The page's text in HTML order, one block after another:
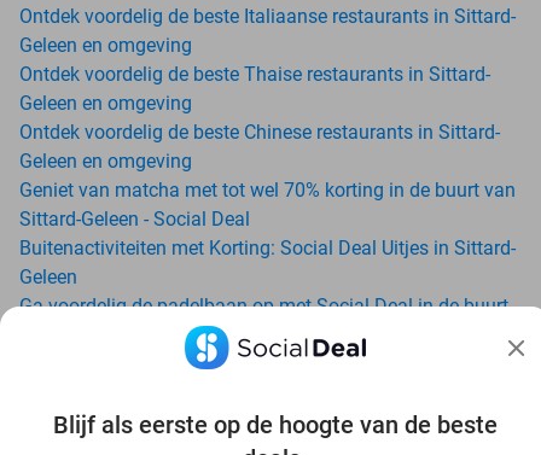
Blijf als eerste op de hoogte van de beste
Ontdek voordelig de beste Italiaanse restaurants in Sittard-
Geleen en omgeving
Ontdek voordelig de beste Thaise restaurants in Sittard-
Geleen en omgeving
Ontdek voordelig de beste Chinese restaurants in Sittard-
Geleen en omgeving
Geniet van matcha met tot wel 70% korting in de buurt van
Sittard-Geleen - Social Deal
Buitenactiviteiten met Korting: Social Deal Uitjes in Sittard-
Geleen
Ga voordelig de padelbaan op met Social Deal in de buurt
Geniet van je vakantie in Sittard-Geleen in Nederland met
Ontdek voordelig Pilates in Sittard-Geleen - Social Deal
Ervaar de kwaliteit van het Van der Valk hotel in Sittard-